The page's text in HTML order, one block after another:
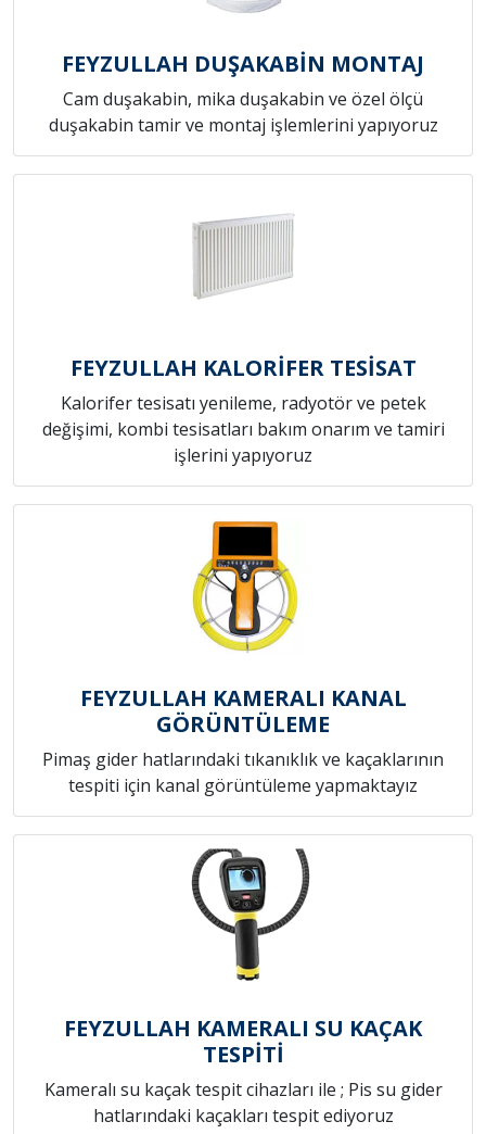
FEYZULLAH DUŞAKABİN MONTAJ
Cam duşakabin, mika duşakabin ve özel ölçü
duşakabin tamir ve montaj işlemlerini yapıyoruz
FEYZULLAH KALORİFER TESİSAT
Kalorifer tesisatı yenileme, radyotör ve petek
değişimi, kombi tesisatları bakım onarım ve tamiri
işlerini yapıyoruz
FEYZULLAH KAMERALI KANAL
GÖRÜNTÜLEME
Pimaş gider hatlarındaki tıkanıklık ve kaçaklarının
tespiti için kanal görüntüleme yapmaktayız
FEYZULLAH KAMERALI SU KAÇAK
TESPİTİ
Kameralı su kaçak tespit cihazları ile ; Pis su gider
hatlarındaki kaçakları tespit ediyoruz